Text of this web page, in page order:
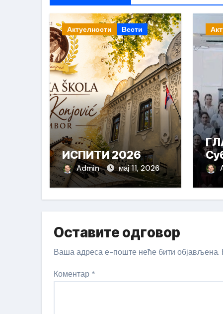
Актуелности Вести
ИСПИТИ 2026
Admin мај 11, 2026
Оставите одговор
Ваша адреса е-поште неће бити објављена.
Коментар *